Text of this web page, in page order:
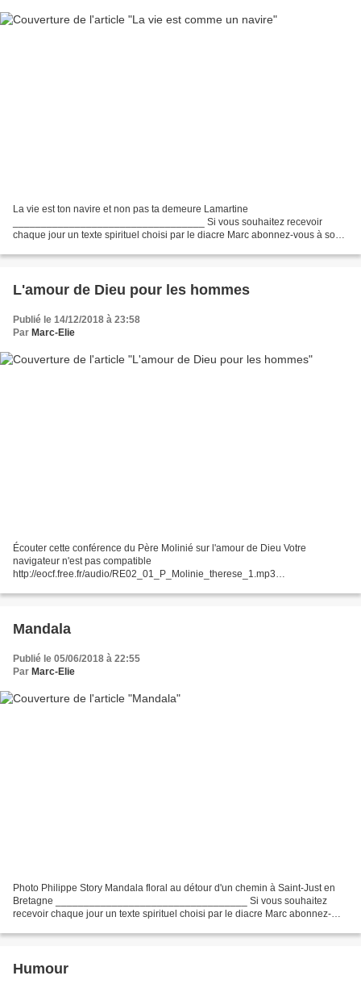
La vie est ton navire et non pas ta demeure Lamartine
__________________________________ Si vous souhaitez recevoir
chaque jour un texte spirituel choisi par le diacre Marc abonnez-vous à son
L'amour de Dieu pour les hommes
Publié le 14/12/2018 à 23:58
Par Marc-Elie
Écouter cette conférence du Père Molinié sur l'amour de Dieu Votre
navigateur n'est pas compatible
http://eocf.free.fr/audio/RE02_01_P_Molinie_therese_1.mp3
__________________________________...
Mandala
Publié le 05/06/2018 à 22:55
Par Marc-Elie
Photo Philippe Story Mandala floral au détour d'un chemin à Saint-Just en
Bretagne __________________________________ Si vous souhaitez
recevoir chaque jour un texte spirituel choisi par le diacre Marc abonnez-
Humour